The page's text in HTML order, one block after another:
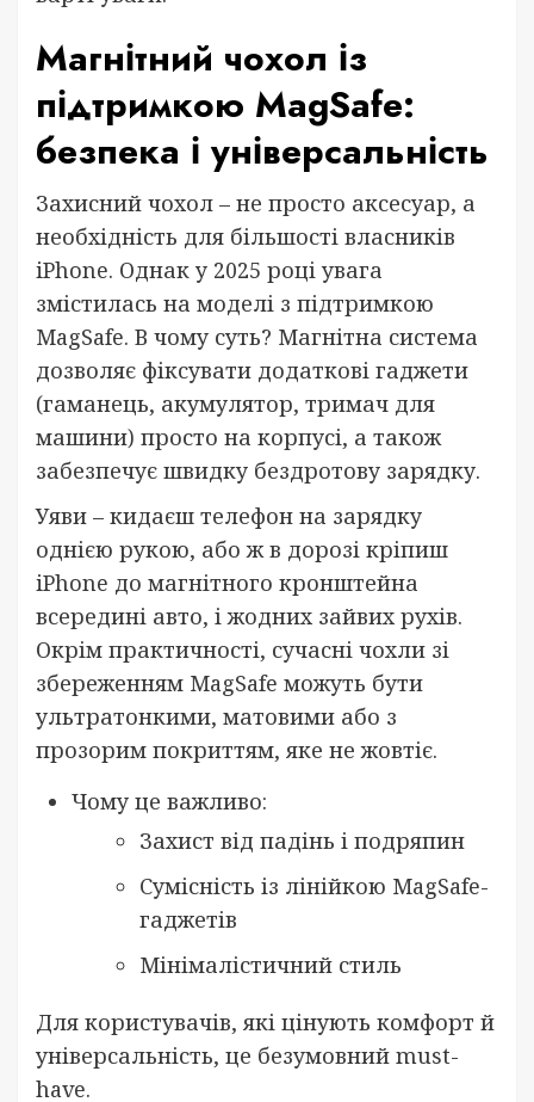
Магнітний чохол із
підтримкою MagSafe:
безпека і універсальність
Захисний чохол – не просто аксесуар, а
необхідність для більшості власників
iPhone. Однак у 2025 році увага
змістилась на моделі з підтримкою
MagSafe. В чому суть? Магнітна система
дозволяє фіксувати додаткові гаджети
(гаманець, акумулятор, тримач для
машини) просто на корпусі, а також
забезпечує швидку бездротову зарядку.
Уяви – кидаєш телефон на зарядку
однією рукою, або ж в дорозі кріпиш
iPhone до магнітного кронштейна
всередині авто, і жодних зайвих рухів.
Окрім практичності, сучасні чохли зі
збереженням MagSafe можуть бути
ультратонкими, матовими або з
прозорим покриттям, яке не жовтіє.
Чому це важливо:
Захист від падінь і подряпин
Сумісність із лінійкою MagSafe-
гаджетів
Мінімалістичний стиль
Для користувачів, які цінують комфорт й
універсальність, це безумовний must-
have.